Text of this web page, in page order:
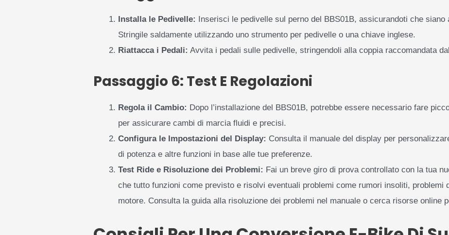
Installa le Pedivelle: Inserisci le pedivelle sul perno del BBS01B, assicurandoti che siano
Stringile saldamente utilizzando uno strumento per pedivelle o una chiave inglese.
Riattacca i Pedali: Avvita i pedali sulle pedivelle, stringendoli alla coppia raccomandata
Passaggio 6: Test E Regolazioni
Regola il Cambio: Dopo l’installazione del BBS01B, potrebbe essere necessario fare
per assicurare cambi di marcia fluidi e precisi.
Configura le Impostazioni del Display: Consulta il manuale del display per
di potenza e altre funzioni in base alle tue preferenze.
Test Ride e Risoluzione dei Problemi: Fai un breve giro di prova controllato con la tua
che tutto funzioni come previsto e risolvi eventuali problemi come rumori insoliti, problemi
motore. Consulta la guida alla risoluzione dei problemi nel manuale o cerca risorse online